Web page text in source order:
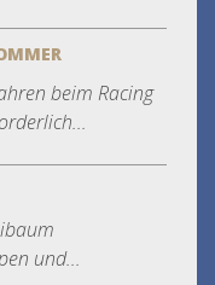
beim Racing
und...